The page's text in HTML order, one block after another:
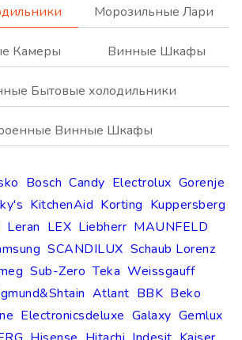
Bosch Candy Electrolux Gorenje
KitchenAid Korting Kuppersberg
Leran LEX Liebherr MAUNFELD
SCANDILUX Schaub Lorenz
Sub-Zero Teka Weissgauff
Atlant BBK Beko
Electronicsdeluxe Galaxy Gemlux
Морозильные Лари
Камеры Винные Шкафы
Бытовые холодильники
Винные Шкафы